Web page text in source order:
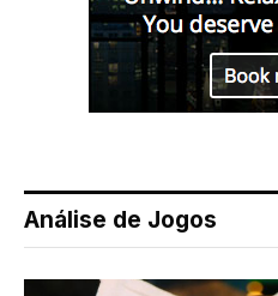
Análise de Jogos